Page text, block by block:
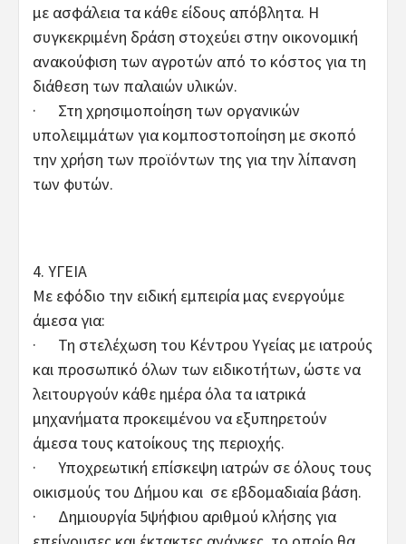
με ασφάλεια τα κάθε είδους απόβλητα. Η
συγκεκριμένη δράση στοχεύει στην οικονομική
ανακούφιση των αγροτών από το κόστος για τη
διάθεση των παλαιών υλικών.
· Στη χρησιμοποίηση των οργανικών
υπολειμμάτων για κομποστοποίηση με σκοπό
την χρήση των προϊόντων της για την λίπανση
των φυτών.
4. ΥΓΕΙΑ
Με εφόδιο την ειδική εμπειρία μας ενεργούμε
άμεσα για:
· Τη στελέχωση του Κέντρου Υγείας με ιατρούς
και προσωπικό όλων των ειδικοτήτων, ώστε να
λειτουργούν κάθε ημέρα όλα τα ιατρικά
μηχανήματα προκειμένου να εξυπηρετούν
άμεσα τους κατοίκους της περιοχής.
· Υποχρεωτική επίσκεψη ιατρών σε όλους τους
οικισμούς του Δήμου και σε εβδομαδιαία βάση.
· Δημιουργία 5ψήφιου αριθμού κλήσης για